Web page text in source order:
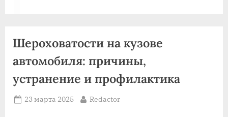
Шероховатости на кузове
автомобиля: причины‚
устранение и профилактика
Posted
23 марта 2025 By
Redactor